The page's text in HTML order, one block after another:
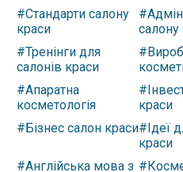
#Стандарти салону
краси
салону
#Тренінги для
салонів краси
#Апаратна
косметологія
краси
#Бізнес салон краси#Ідеї
краси
#Англійська мова з